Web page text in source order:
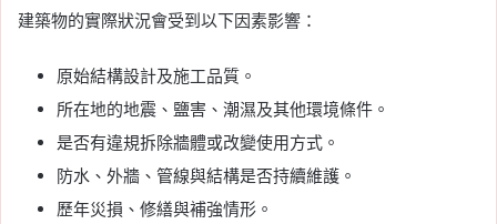
建築物的實際狀況會受到以下因素影響：
原始結構設計及施工品質。
所在地的地震、鹽害、潮濕及其他環境條件。
是否有違規拆除牆體或改變使用方式。
防水、外牆、管線與結構是否持續維護。
歷年災損、修繕與補強情形。